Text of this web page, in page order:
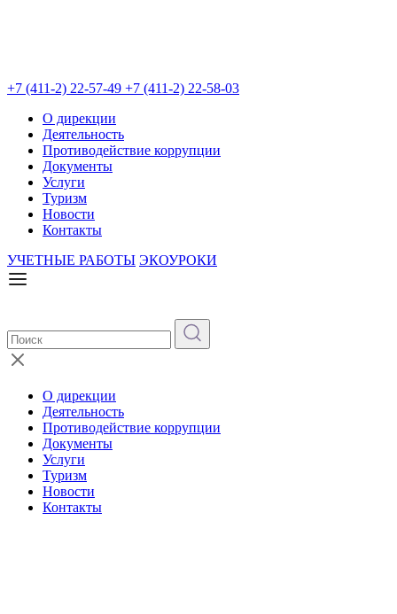
+7 (411-2) 22-57-49 +7 (411-2) 22-58-03
О дирекции
Деятельность
Противодействие коррупции
Документы
Услуги
Туризм
Новости
Контакты
УЧЕТНЫЕ РАБОТЫ ЭКОУРОКИ
О дирекции
Деятельность
Противодействие коррупции
Документы
Услуги
Туризм
Новости
Контакты